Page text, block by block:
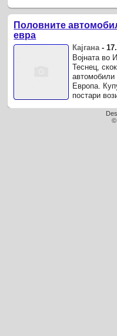
најголемо ...
Половните
евра
Кајгана -
Војната во
Теснец,
автомобили
Европа.
постари
©